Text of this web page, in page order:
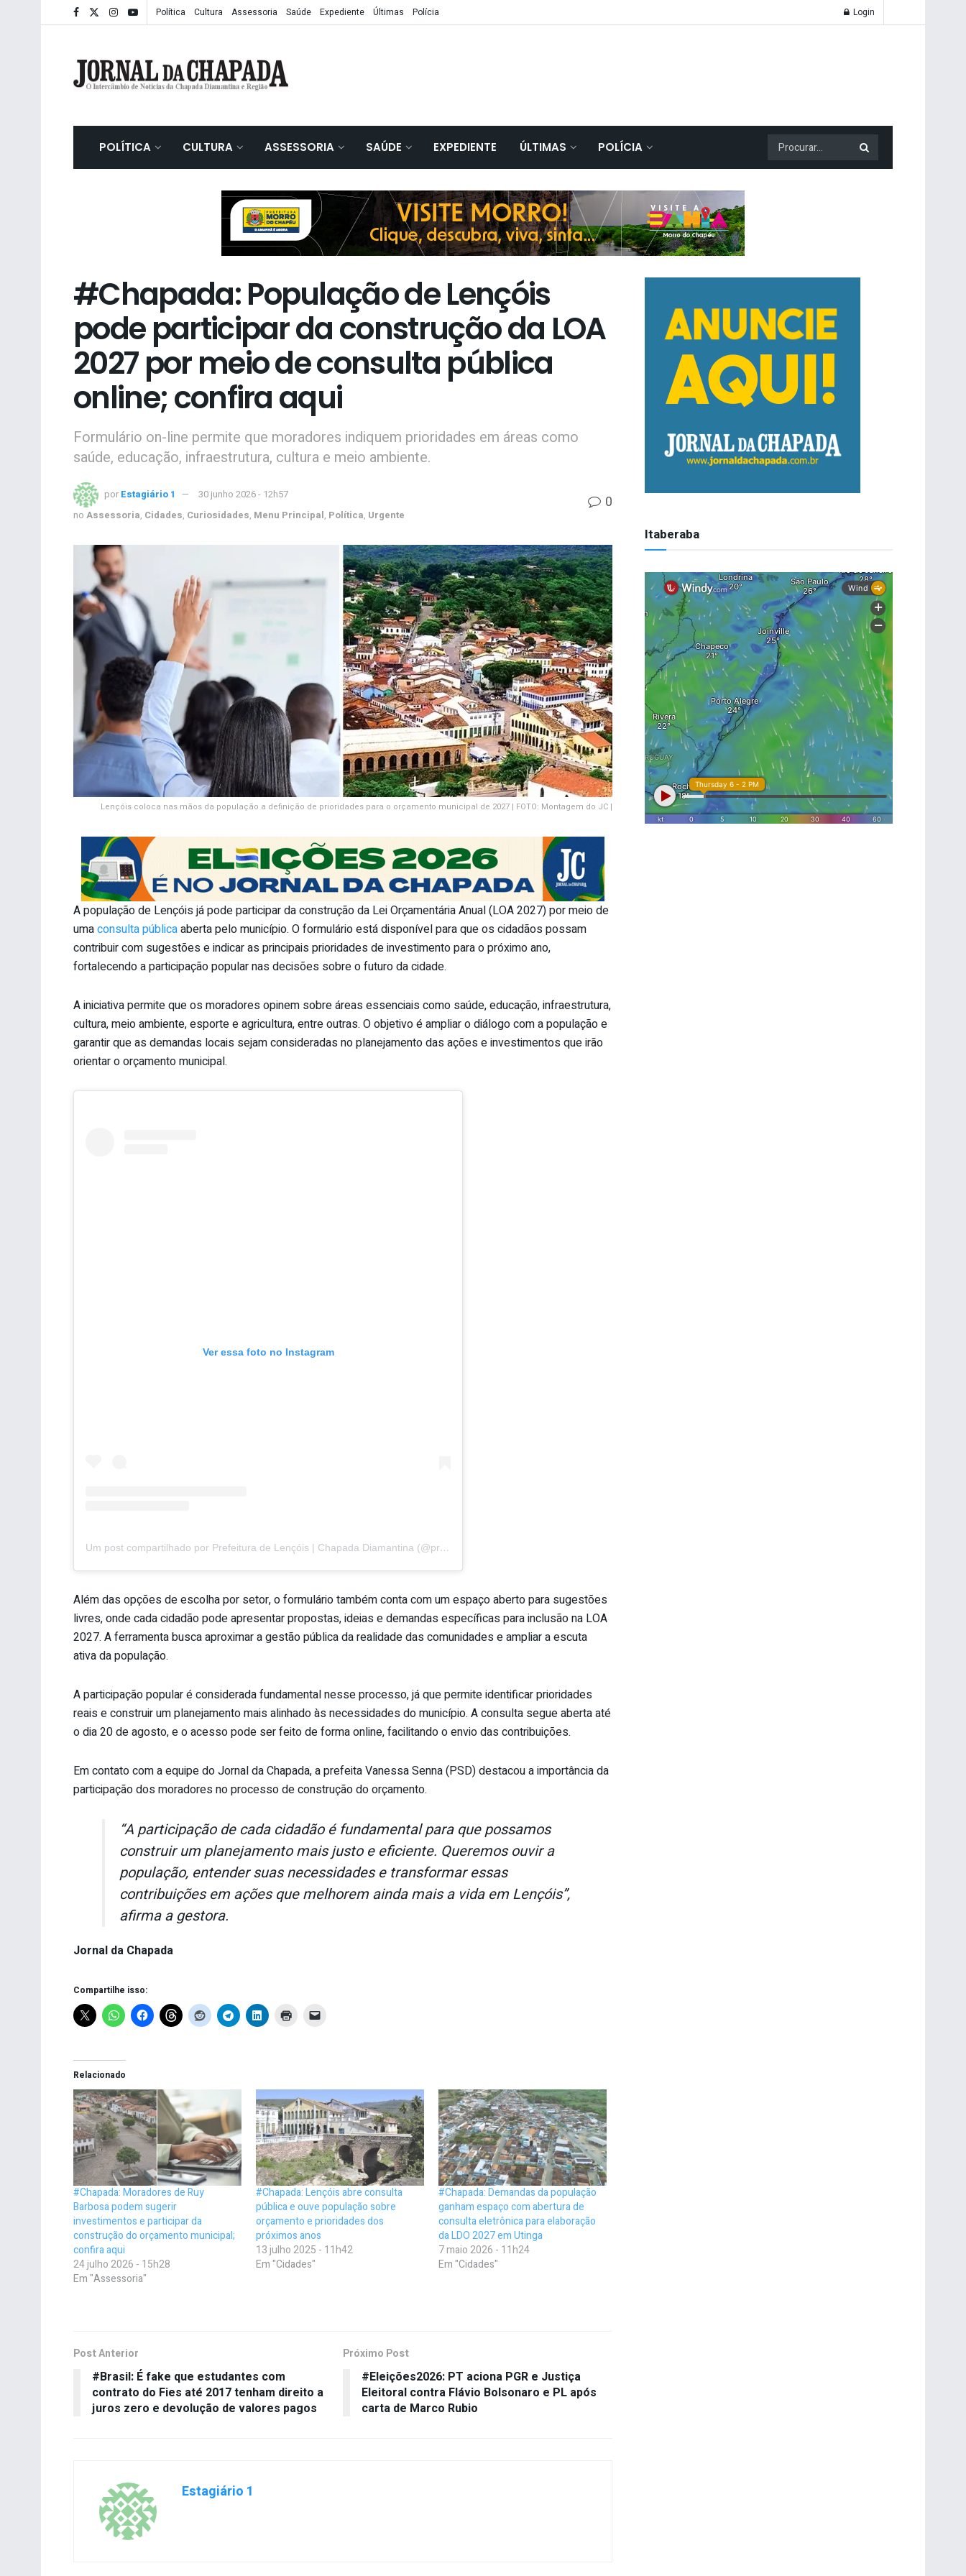
Política Cultura Assessoria Saúde Expediente Últimas Polícia Login
POLÍTICA CULTURA ASSESSORIA SAÚDE EXPEDIENTE ÚLTIMAS POLÍCIA
#Chapada: População de Lençóis
pode participar da construção da LOA
2027 por meio de consulta pública
online; confira aqui
Formulário on-line permite que moradores indiquem prioridades em áreas como
saúde, educação, infraestrutura, cultura e meio ambiente.
por Estagiário 1
30 junho 2026 - 12h57
no Assessoria, Cidades, Curiosidades, Menu Principal, Política, Urgente
0
Lençóis coloca nas mãos da população a definição de prioridades para o orçamento municipal de 2027 | FOTO: Montagem do JC |
A população de Lençóis já pode participar da construção da Lei Orçamentária Anual (LOA 2027) por meio de
umaconsulta públicaaberta pelo município. O formulário está disponível para que os cidadãos possam
contribuir com sugestões e indicar as principais prioridades de investimento para o próximo ano,
fortalecendo a participação popular nas decisões sobre o futuro da cidade.
A iniciativa permite que os moradores opinem sobre áreas essenciais como saúde, educação, infraestrutura,
cultura, meio ambiente, esporte e agricultura, entre outras. O objetivo é ampliar o diálogo com a população e
garantir que as demandas locais sejam consideradas no planejamento das ações e investimentos que irão
orientar o orçamento municipal.
Ver essa foto no Instagram
Um post compartilhado por Prefeitura de Lençóis | Chapada Diamantina (@prefeituradelencois)
Além das opções de escolha por setor, o formulário também conta com um espaço aberto para sugestões
livres, onde cada cidadão pode apresentar propostas, ideias e demandas específicas para inclusão na LOA
2027. A ferramenta busca aproximar a gestão pública da realidade das comunidades e ampliar a escuta
ativa da população.
A participação popular é considerada fundamental nesse processo, já que permite identificar prioridades
reais e construir um planejamento mais alinhado às necessidades do município. A consulta segue aberta até
o dia 20 de agosto, e o acesso pode ser feito de forma online, facilitando o envio das contribuições.
Em contato com a equipe do Jornal da Chapada, a prefeita Vanessa Senna (PSD) destacou a importância da
participação dos moradores no processo de construção do orçamento.
“A participação de cada cidadão é fundamental para que possamos
construir um planejamento mais justo e eficiente. Queremos ouvir a
população, entender suas necessidades e transformar essas
contribuições em ações que melhorem ainda mais a vida em Lençóis”,
afirma a gestora.
Jornal da Chapada
Compartilhe isso:
Relacionado
#Chapada: Moradores de Ruy
Barbosa podem sugerir
investimentos e participar da
construção do orçamento municipal;
confira aqui
24 julho 2026 - 15h28
Em "Assessoria"
#Chapada: Lençóis abre consulta
pública e ouve população sobre
orçamento e prioridades dos
próximos anos
13 julho 2025 - 11h42
Em "Cidades"
#Chapada: Demandas da população
ganham espaço com abertura de
consulta eletrônica para elaboração
da LDO 2027 em Utinga
7 maio 2026 - 11h24
Em "Cidades"
Post Anterior
#Brasil: É fake que estudantes com
contrato do Fies até 2017 tenham direito a
juros zero e devolução de valores pagos
Próximo Post
#Eleições2026: PT aciona PGR e Justiça
Eleitoral contra Flávio Bolsonaro e PL após
carta de Marco Rubio
Estagiário 1
Itaberaba